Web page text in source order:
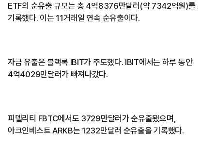
ETF의 순유출 규모는 총 4억8376만달러(약 7342억원)를
기록했다. 이는 11거래일 연속 순유출이다.
자금 유출은 블랙록 IBIT가 주도했다. IBIT에서는 하루 동안
4억4029만달러가 빠져나갔다.
피델리티 FBTC에서도 3729만달러가 순유출됐으며,
아크인베스트 ARKB는 1232만달러 순유출을 기록했다.